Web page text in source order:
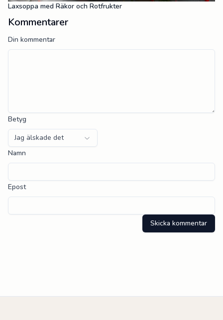
Laxsoppa med Räkor och Rotfrukter
Kommentarer
Din kommentar
Betyg
Jag älskade det
Namn
Epost
Skicka kommentar